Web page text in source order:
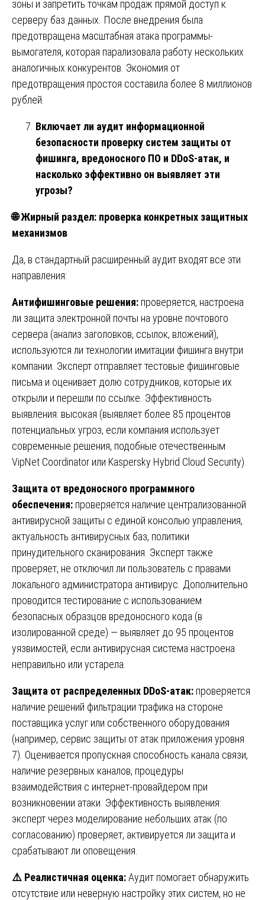
зоны и запретить точкам продаж прямой доступ к
серверу баз данных. После внедрения была
предотвращена масштабная атака программы-
вымогателя, которая парализовала работу нескольких
аналогичных конкурентов. Экономия от
предотвращения простоя составила более 8 миллионов
рублей.
Включает ли аудит информационной
безопасности проверку систем защиты от
фишинга, вредоносного ПО и DDoS-атак, и
насколько эффективно он выявляет эти
угрозы?
🌐Жирный раздел: проверка конкретных защитных
механизмов
Да, в стандартный расширенный аудит входят все эти
направления:
Антифишинговые решения: проверяется, настроена
ли защита электронной почты на уровне почтового
сервера (анализ заголовков, ссылок, вложений),
используются ли технологии имитации фишинга внутри
компании. Эксперт отправляет тестовые фишинговые
письма и оценивает долю сотрудников, которые их
открыли и перешли по ссылке. Эффективность
выявления: высокая (выявляет более 85 процентов
потенциальных угроз, если компания использует
современные решения, подобные отечественным
VipNet Coordinator или Kaspersky Hybrid Cloud Security).
Защита от вредоносного программного
обеспечения: проверяется наличие централизованной
антивирусной защиты с единой консолью управления,
актуальность антивирусных баз, политики
принудительного сканирования. Эксперт также
проверяет, не отключил ли пользователь с правами
локального администратора антивирус. Дополнительно
проводится тестирование с использованием
безопасных образцов вредоносного кода (в
изолированной среде) — выявляет до 95 процентов
уязвимостей, если антивирусная система настроена
неправильно или устарела.
Защита от распределенных DDoS-атак: проверяется
наличие решений фильтрации трафика на стороне
поставщика услуг или собственного оборудования
(например, сервис защиты от атак приложения уровня
7). Оценивается пропускная способность канала связи,
наличие резервных каналов, процедуры
взаимодействия с интернет-провайдером при
возникновении атаки. Эффективность выявления:
эксперт через моделирование небольших атак (по
согласованию) проверяет, активируется ли защита и
срабатывают ли оповещения.
⚠️ Реалистичная оценка:Аудит помогает обнаружить
отсутствие или неверную настройку этих систем, но не